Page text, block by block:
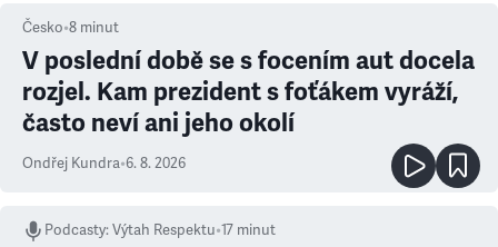
Česko•8 minut
V poslední době se s focením aut docela
rozjel. Kam prezident s foťákem vyráží,
často neví ani jeho okolí
Ondřej Kundra•6. 8. 2026
Podcasty:Výtah Respektu•17 minut